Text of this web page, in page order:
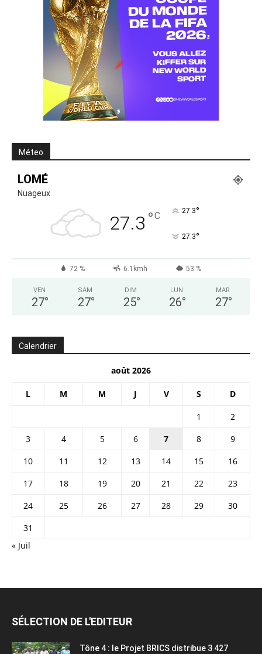
Méteo
LOMÉ
Nuageux
27.3 °C 27.3°
27.3°
72 % 6.1kmh 53 %
VEN
27°
SAM
27°
DIM
25°
LUN
26°
MAR
27°
Calendrier
août 2026
L M M J V S D
1
2
3
4 5 6 7 8
9
10
11 12 13 14 15
16
17
18 19 20 21 22
23
24
25 26 27 28 29
30
31
« Juil
SÉLECTION DE L'EDITEUR
Tône 4 : le Projet BRICS distribue 3 427